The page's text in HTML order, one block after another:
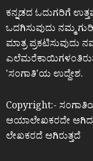
ಕನ್ನಡದ ಓದುಗರಿಗೆ
ಒದಗಿಸುವುದು ನಮ್ಮ
ಮಾತ್ರ ಪ್ರಕಟಿಸುವುದು
ʼಸಂಗಾತಿʼಯ ಉದ್ದೇಶ.
Copyright:-
ಆಯಾಲೇಖಕರದೇ
ಲೇಖಕರದೆ ಆಗಿರುತ್ತದೆ